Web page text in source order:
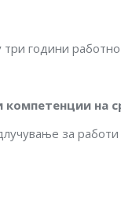
три години
на
за работи